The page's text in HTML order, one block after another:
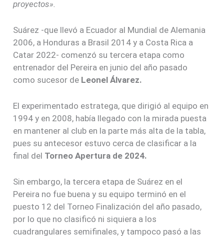
proyectos».
Suárez -que llevó a Ecuador al Mundial de Alemania
2006, a Honduras a Brasil 2014 y a Costa Rica a
Catar 2022- comenzó su tercera etapa como
entrenador del Pereira en junio del año pasado
como sucesor de Leonel Álvarez.
El experimentado estratega, que dirigió al equipo en
1994 y en 2008, había llegado con la mirada puesta
en mantener al club en la parte más alta de la tabla,
pues su antecesor estuvo cerca de clasificar a la
final del Torneo Apertura de 2024.
Sin embargo, la tercera etapa de Suárez en el
Pereira no fue buena y su equipo terminó en el
puesto 12 del Torneo Finalización del año pasado,
por lo que no clasificó ni siquiera a los
cuadrangulares semifinales, y tampoco pasó a las